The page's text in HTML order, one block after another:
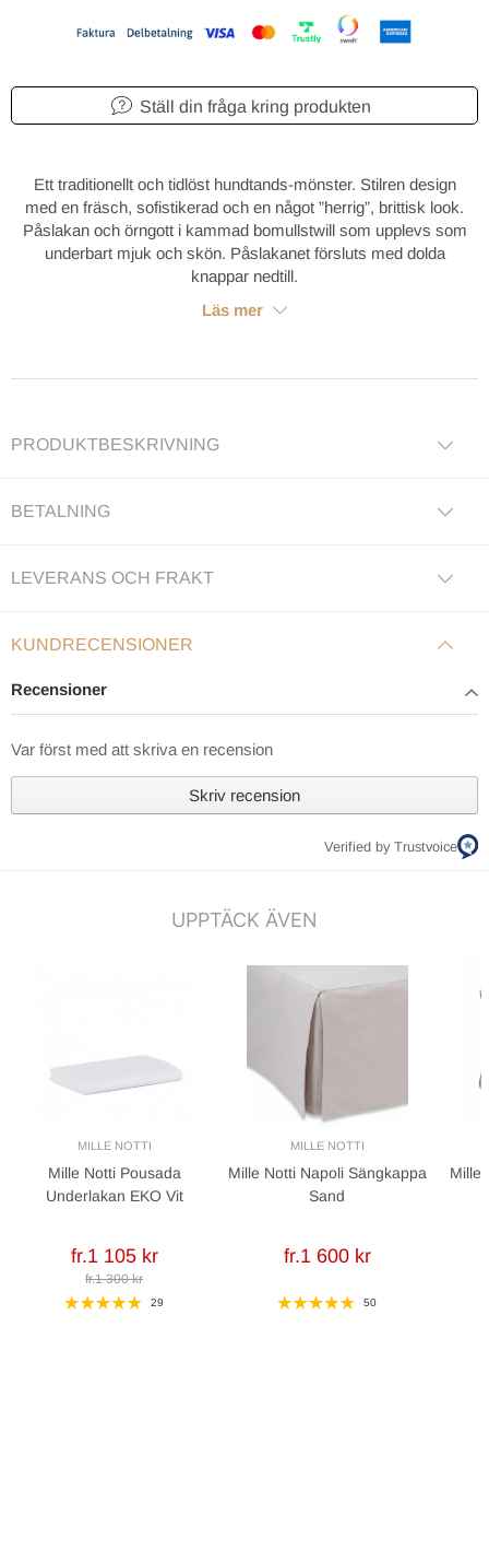
Ställ din fråga kring produkten
Ett traditionellt och tidlöst hundtands-mönster. Stilren design
med en fräsch, sofistikerad och en något ”herrig”, brittisk look.
Påslakan och örngott i kammad bomullstwill som upplevs som
underbart mjuk och skön. Påslakanet försluts med dolda
knappar nedtill.
Läs mer
PRODUKTBESKRIVNING
BETALNING
LEVERANS OCH FRAKT
KUNDRECENSIONER
Recensioner
Var först med att skriva en recension
Skriv recension
Verified by Trustvoice
UPPTÄCK ÄVEN
MILLE NOTTI
Mille Notti Pousada
Underlakan EKO Vit
fr.1 105 kr
fr.1 300 kr
29
MILLE NOTTI
Mille Notti Napoli Sängkappa
Sand
fr.1 600 kr
50
Mille